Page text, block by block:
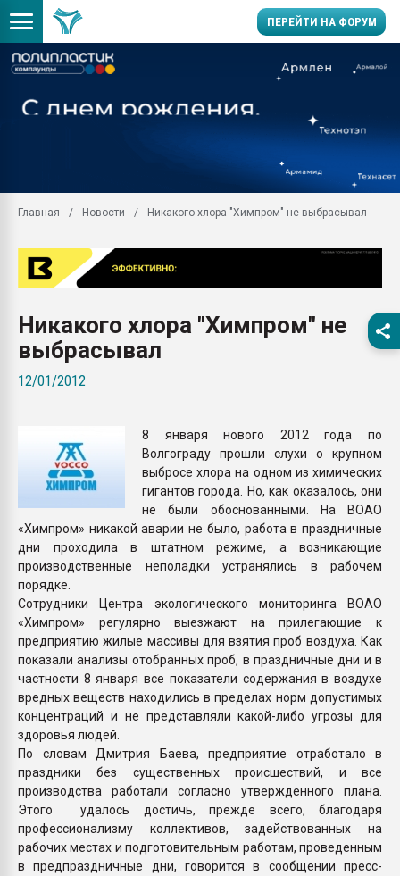
ПЕРЕЙТИ НА ФОРУМ
заводу пластмасс"
Помощь в подборе
Вакуум-формовочные
первый план в
бутылок
ПЕРЕЙТИ НА
Главная Новости Никакого хлора "Химпром" не выбрасывал
Никакого хлора "Химпром" не
выбрасывал
12/01/2012
8 января нового 2012 года по
Волгограду прошли слухи о крупном
выбросе хлора на одном из химических
гигантов города. Но, как оказалось, они
не были обоснованными. На ВОАО
«Химпром» никакой аварии не было, работа в праздничные
дни проходила в штатном режиме, а возникающие
производственные неполадки устранялись в рабочем
порядке.
Сотрудники Центра экологического мониторинга ВОАО
«Химпром» регулярно выезжают на прилегающие к
предприятию жилые массивы для взятия проб воздуха. Как
показали анализы отобранных проб, в праздничные дни и в
частности 8 января все показатели содержания в воздухе
вредных веществ находились в пределах норм допустимых
концентраций и не представляли какой-либо угрозы для
здоровья людей.
По словам Дмитрия Баева, предприятие отработало в
праздники без существенных происшествий, и все
производства работали согласно утвержденного плана.
Этого удалось достичь, прежде всего, благодаря
профессионализму коллективов, задействованных на
рабочих местах и подготовительным работам, проведенным
в предпраздничные дни, говорится в сообщении пресс-